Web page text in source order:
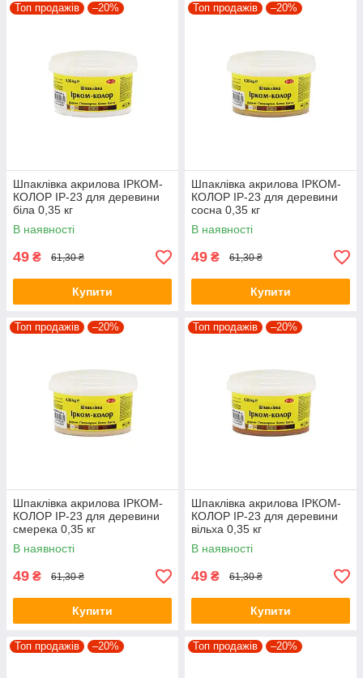
Топ продажів –20%
Шпаклівка акрилова ІРКОМ-
КОЛОР IP-23 для деревини
біла 0,35 кг
В наявності
49 ₴ 61,30 ₴
Купити
Топ продажів –20%
Шпаклівка акрилова ІРКОМ-
КОЛОР IP-23 для деревини
сосна 0,35 кг
В наявності
49 ₴ 61,30 ₴
Купити
Топ продажів –20%
Шпаклівка акрилова ІРКОМ-
КОЛОР IP-23 для деревини
смерека 0,35 кг
В наявності
49 ₴ 61,30 ₴
Купити
Топ продажів –20%
Шпаклівка акрилова ІРКОМ-
КОЛОР IP-23 для деревини
вільха 0,35 кг
В наявності
49 ₴ 61,30 ₴
Купити
Топ продажів –20% Топ продажів –20%